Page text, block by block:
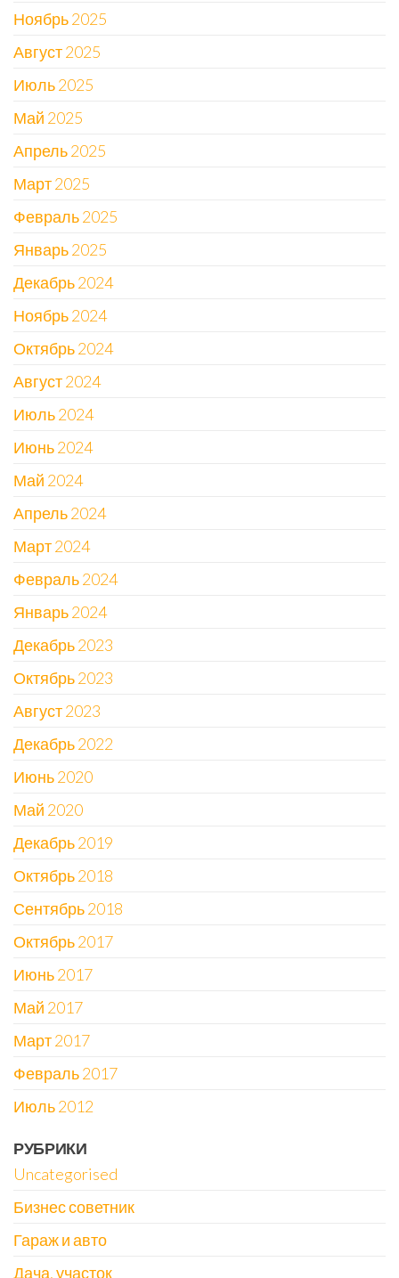
Ноябрь 2025
Август 2025
Июль 2025
Май 2025
Апрель 2025
Март 2025
Февраль 2025
Январь 2025
Декабрь 2024
Ноябрь 2024
Октябрь 2024
Август 2024
Июль 2024
Июнь 2024
Май 2024
Апрель 2024
Март 2024
Февраль 2024
Январь 2024
Декабрь 2023
Октябрь 2023
Август 2023
Декабрь 2022
Июнь 2020
Май 2020
Декабрь 2019
Октябрь 2018
Сентябрь 2018
Октябрь 2017
Июнь 2017
Май 2017
Март 2017
Февраль 2017
Июль 2012
РУБРИКИ
Uncategorised
Бизнес советник
Гараж и авто
Дача, участок